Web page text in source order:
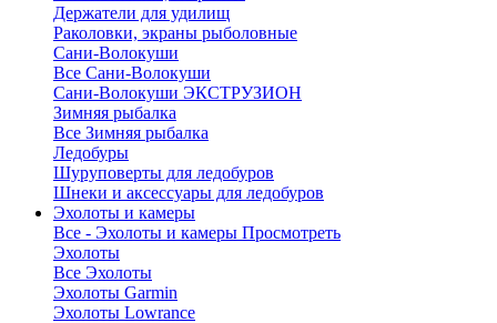
Держатели для удилищ
Раколовки, экраны рыболовные
Сани-Волокуши
Все Сани-Волокуши
Сани-Волокуши ЭКСТРУЗИОН
Зимняя рыбалка
Все Зимняя рыбалка
Ледобуры
Шуруповерты для ледобуров
Шнеки и аксессуары для ледобуров
Эхолоты и камеры
Все - Эхолоты и камеры Просмотреть
Эхолоты
Все Эхолоты
Эхолоты Garmin
Эхолоты Lowrance